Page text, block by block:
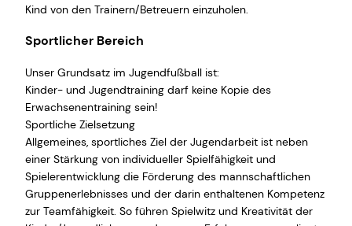
Kind von den Trainern/Betreuern einzuholen.
Sportlicher Bereich
Unser Grundsatz im Jugendfußball ist:
Kinder- und Jugendtraining darf keine Kopie des
Erwachsenentraining sein!
Sportliche Zielsetzung
Allgemeines, sportliches Ziel der Jugendarbeit ist neben
einer Stärkung von individueller Spielfähigkeit und
Spielerentwicklung die Förderung des mannschaftlichen
Gruppenerlebnisses und der darin enthaltenen Kompetenz
zur Teamfähigkeit. So führen Spielwitz und Kreativität der